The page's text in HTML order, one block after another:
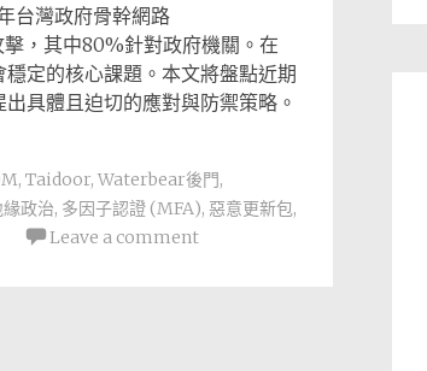
台灣政府骨幹網路
，其中80%針對政府機關。在
定的核心課題。本文將盤點近期
具體且迫切的應對與防禦策略。
, Taidoor, Waterbear後門,
政治, 多因子認證 (MFA), 惡意更新包,
Leave a comment